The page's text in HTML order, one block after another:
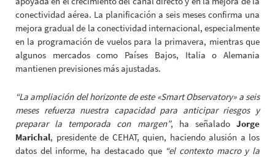
conectividad aérea. La planificación a seis meses confirma una
mejora gradual de la conectividad internacional, especialmente
en la programación de vuelos para la primavera, mientras que
algunos mercados como Países Bajos, Italia o Alemania
mantienen previsiones más ajustadas.
“La ampliación del horizonte de este «Smart Observatory» a seis
meses refuerza nuestra capacidad para anticipar riesgos y
preparar la temporada con margen”, ha señaladoJorge
Marichal, presidente de CEHAT, quien, haciendo alusión a los
datos del informe, ha destacado que “el contexto macro y la